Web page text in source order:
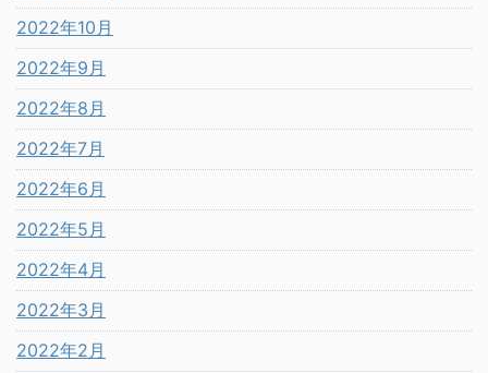
2022年10月
2022年9月
2022年8月
2022年7月
2022年6月
2022年5月
2022年4月
2022年3月
2022年2月